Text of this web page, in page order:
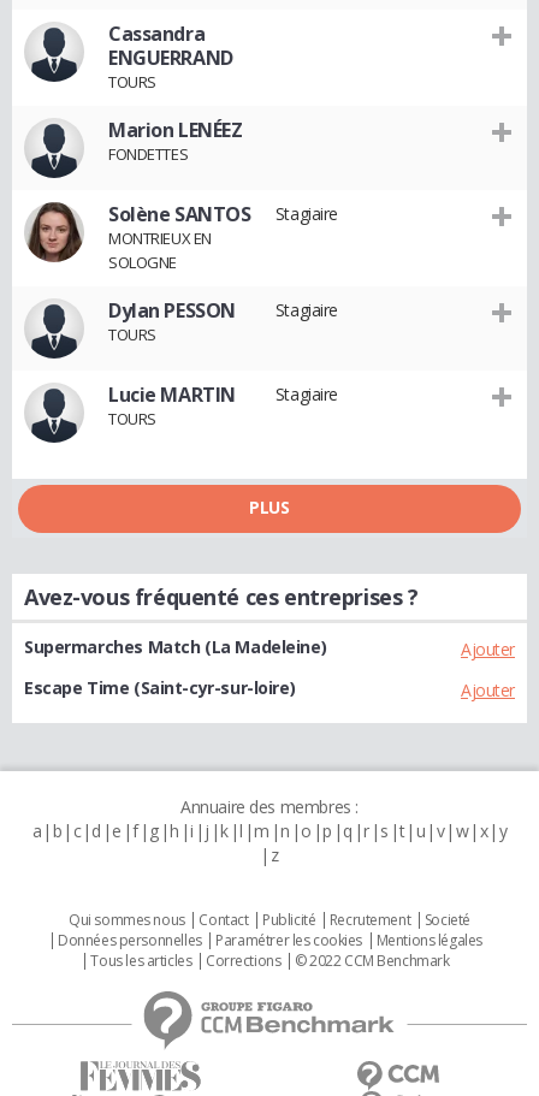
Cassandra
ENGUERRAND
TOURS
Marion LENÉEZ
FONDETTES
Solène SANTOS
MONTRIEUX EN
SOLOGNE
Stagiaire
Dylan PESSON
TOURS
Stagiaire
Lucie MARTIN
TOURS
Stagiaire
PLUS
Avez-vous fréquenté ces entreprises ?
Ajouter
Supermarches Match (La Madeleine)
Ajouter
Escape Time (Saint-cyr-sur-loire)
Annuaire des membres :
a b c d e f g h i j k l m n o p q r s t u v w x y
z
Qui sommes nous Contact Publicité Recrutement
Societé
Données personnelles
Paramétrer les cookies
Mentions légales
Tous les articles
Corrections © 2022 CCM Benchmark